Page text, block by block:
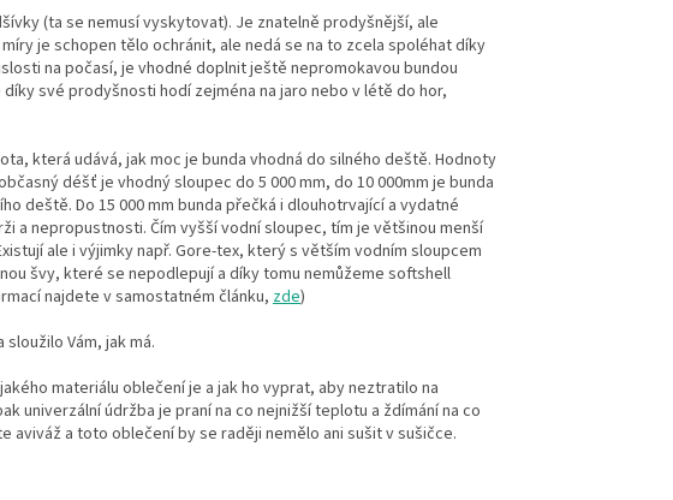
(ta se nemusí vyskytovat). Je znatelně prodyšnější, ale
je schopen tělo ochránit, ale nedá se na to zcela spoléhat díky
na počasí, je vhodné doplnit ještě nepromokavou bundou
své prodyšnosti hodí zejména na jaro nebo v létě do hor,
která udává, jak moc je bunda vhodná do silného deště. Hodnoty
déšť je vhodný sloupec do 5 000 mm, do 10 000mm je bunda
deště. Do 15 000 mm bunda přečká i dlouhotrvající a vydatné
a nepropustnosti. Čím vyšší vodní sloupec, tím je většinou menší
ale i výjimky např. Gore-tex, který s větším vodním sloupcem
švy, které se nepodlepují a díky tomu nemůžeme softshell
najdete v samostatném článku, zde)
Vám, jak má.
materiálu oblečení je a jak ho vyprat, aby neztratilo na
univerzální údržba je praní na co nejnižší teplotu a ždímání na co
aviváž a toto oblečení by se raději nemělo ani sušit v sušičce.